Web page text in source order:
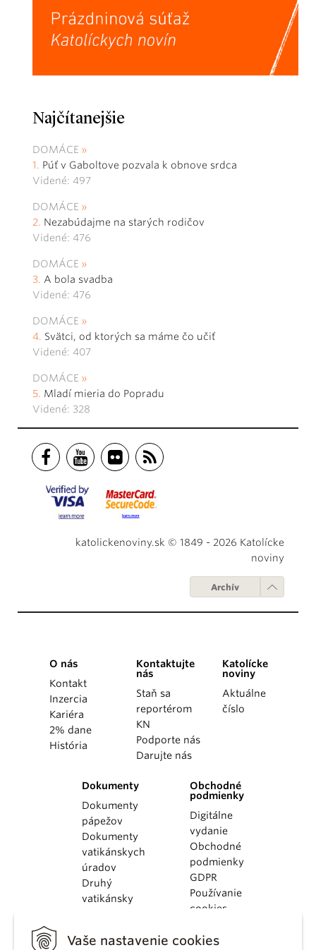
Vaše nastavenie cookies
Najčítanejšie
DOMÁCE
Púť v Gaboltove pozvala k obnove srdca
Videné: 497
DOMÁCE
Nezabúdajme na starých rodičov
Videné: 476
DOMÁCE
A bola svadba
Videné: 476
DOMÁCE
Svätci, od ktorých sa máme čo učiť
Videné: 407
DOMÁCE
Mladí mieria do Popradu
Videné: 328
katolickenoviny.sk © 1849 - 2026 Katolícke
noviny
Archív
O nás
Kontakt
Inzercia
Kariéra
2% dane
História
Kontaktujte
nás
Staň sa
reportérom
KN
Podporte nás
Darujte nás
Katolícke
noviny
Aktuálne
číslo
Dokumenty
Dokumenty
pápežov
Dokumenty
vatikánskych
úradov
Druhý
vatikánsky
KBS
Obchodné
podmienky
Digitálne
vydanie
Obchodné
podmienky
GDPR
Používanie
cookies